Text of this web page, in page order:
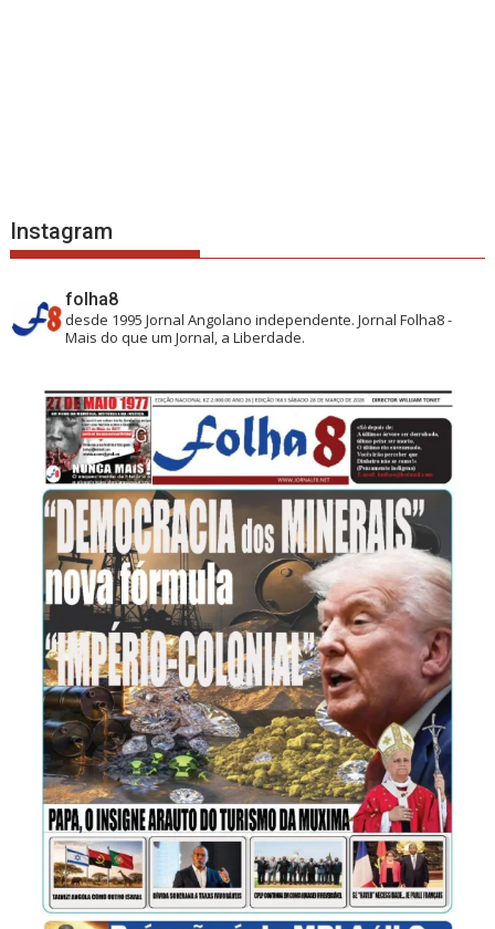
Instagram
folha8
desde 1995 Jornal Angolano independente.Jornal Folha8 -
Mais do que um Jornal, a Liberdade.